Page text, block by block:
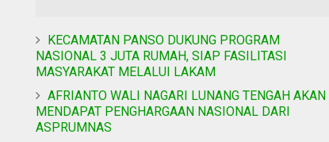
KECAMATAN PANSO DUKUNG PROGRAM
NASIONAL 3 JUTA RUMAH, SIAP FASILITASI
MASYARAKAT MELALUI LAKAM
AFRIANTO WALI NAGARI LUNANG TENGAH AKAN
MENDAPAT PENGHARGAAN NASIONAL DARI
ASPRUMNAS